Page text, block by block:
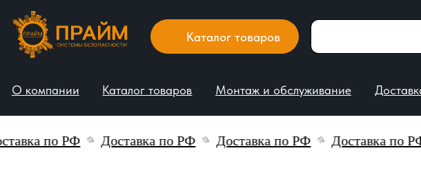
Каталог товаров
по РФ Доставка по РФ Доставка по РФ Доставка по РФ